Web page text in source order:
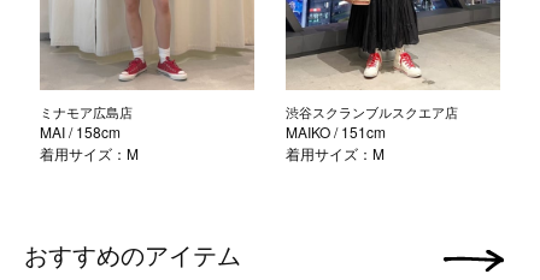
ミナモア広島店
MAI/ 158cm
着用サイズ：M
渋谷スクランブルスクエア店
MAIKO/ 151cm
着用サイズ：M
おすすめのアイテム 次の画像